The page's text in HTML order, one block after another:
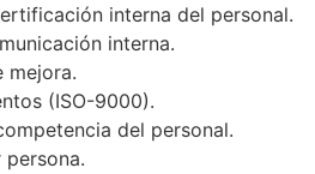
interna del personal.
interna.
mejora.
(ISO-9000).
del personal.